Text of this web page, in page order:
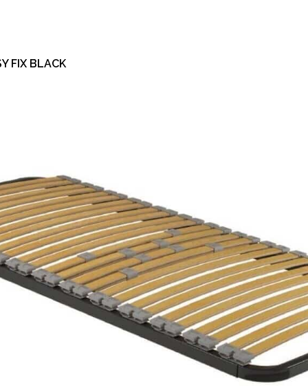
FIX BLACK